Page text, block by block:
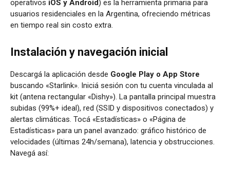
operativos iOS y Android) es la herramienta primaria para
usuarios residenciales en la Argentina, ofreciendo métricas
en tiempo real sin costo extra.
Instalación y navegación inicial
Descargá la aplicación desde Google Play o App Store
buscando «Starlink». Iniciá sesión con tu cuenta vinculada al
kit (antena rectangular «Dishy»). La pantalla principal muestra
subidas (99%+ ideal), red (SSID y dispositivos conectados) y
alertas climáticas. Tocá «Estadísticas» o «Página de
Estadísticas» para un panel avanzado: gráfico histórico de
velocidades (últimas 24h/semana), latencia y obstrucciones.
Navegá así: